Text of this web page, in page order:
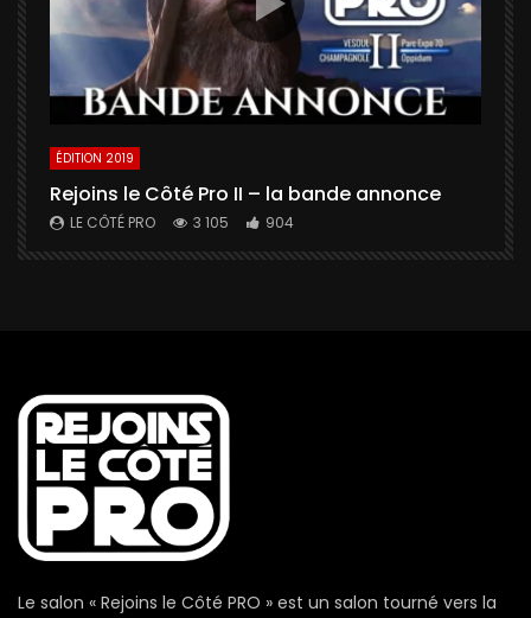
ÉDITION 2019
Rejoins le Côté Pro II – la bande annonce
LE CÔTÉ PRO 3 105 904
Le salon « Rejoins le Côté PRO » est un salon tourné vers la